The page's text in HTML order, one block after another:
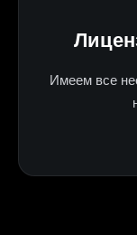
Имеем все